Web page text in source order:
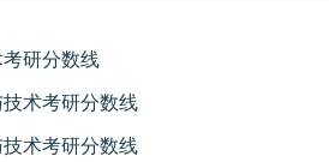
研分数线
术考研分数线
术考研分数线